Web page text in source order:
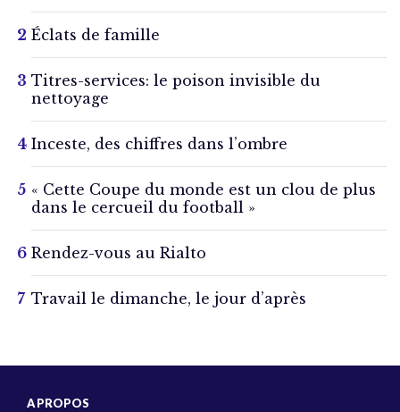
Éclats de famille
Titres-services: le poison invisible du
nettoyage
Inceste, des chiffres dans l’ombre
« Cette Coupe du monde est un clou de plus
dans le cercueil du football »
Rendez-vous au Rialto
Travail le dimanche, le jour d’après
A PROPOS